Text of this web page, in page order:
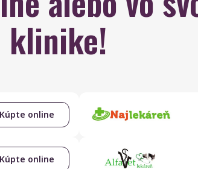
klinike!
Kúpte online
Kúpte online